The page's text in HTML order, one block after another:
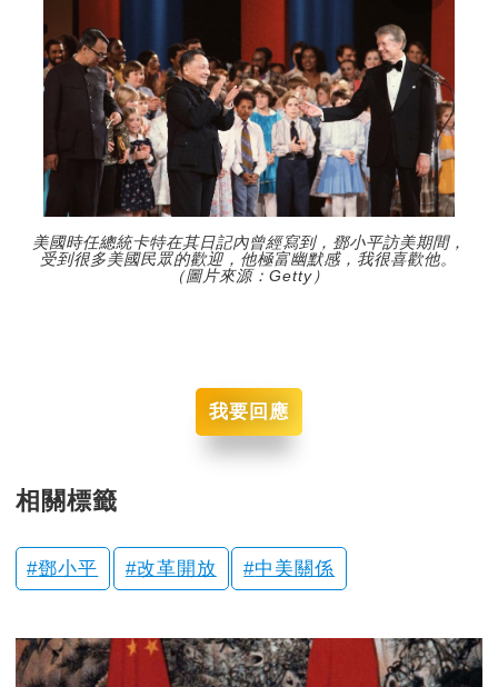
美國時任總統卡特在其日記內曾經寫到，鄧小平訪美期間，
受到很多美國民眾的歡迎，他極富幽默感，我很喜歡他。
（圖片來源：Getty）
我要回應
相關標籤
鄧小平 改革開放 中美關係